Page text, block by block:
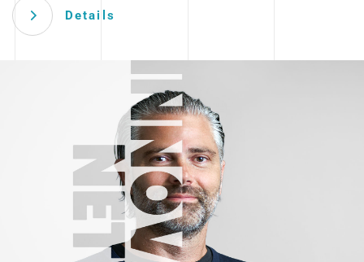
Details